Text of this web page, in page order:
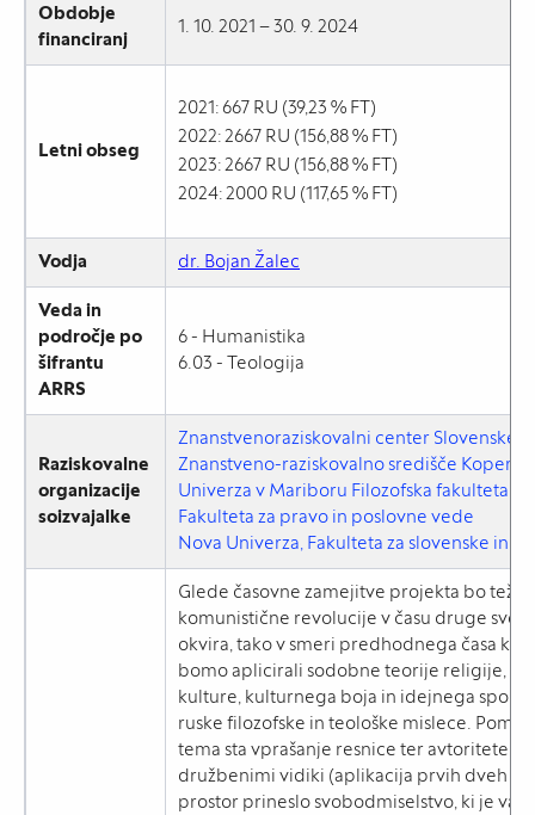
Obdobje
financiranj
1. 10. 2021 – 30. 9. 2024
Letni obseg
2021: 667 RU (39,23 % FT)
2022: 2667 RU (156,88 % FT)
2023: 2667 RU (156,88 % FT)
2024: 2000 RU (117,65 % FT)
Vodja dr. Bojan Žalec
Veda in
področje po
šifrantu
ARRS
6 - Humanistika
6.03 - Teologija
Raziskovalne
organizacije
soizvajalke
Znanstvenoraziskovalni center Slovenske
Znanstveno-raziskovalno središče Koper
Univerza v Mariboru Filozofska fakulteta
Fakulteta za pravo in poslovne vede
Nova Univerza, Fakulteta za slovenske in
Glede časovne zamejitve projekta bo
komunistične revolucije v času druge
okvira, tako v smeri predhodnega časa
bomo aplicirali sodobne teorije religije,
kulture, kulturnega boja in idejnega
ruske filozofske in teološke mislece.
tema sta vprašanje resnice ter avtoritete
družbenimi vidiki (aplikacija prvih dveh na
prostor prineslo svobodmiselstvo, ki je